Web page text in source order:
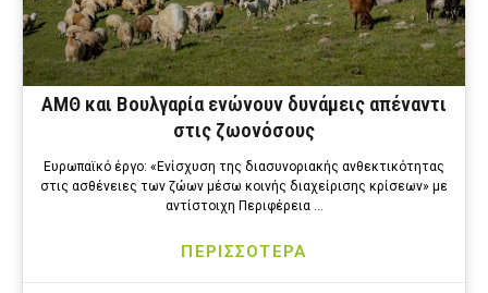
ΑΜΘ και Βουλγαρία ενώνουν δυνάμεις απέναντι
στις ζωονόσους
Ευρωπαϊκό έργο: «Ενίσχυση της διασυνοριακής ανθεκτικότητας
στις ασθένειες των ζώων μέσω κοινής διαχείρισης κρίσεων» με
αντίστοιχη Περιφέρεια …
ΠΕΡΙΣΣΟΤΕΡΑ